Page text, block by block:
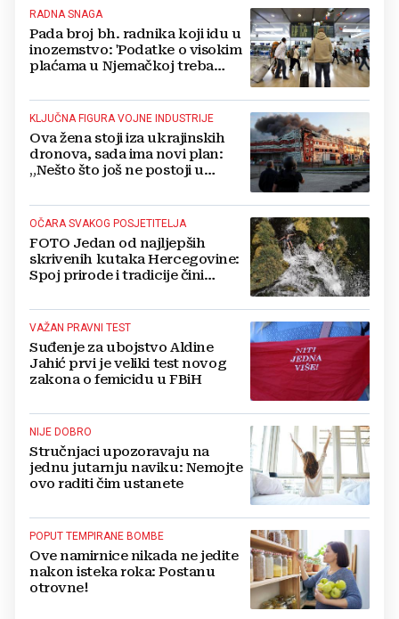
RADNA SNAGA
Pada broj bh. radnika koji idu u
inozemstvo: 'Podatke o visokim
plaćama u Njemačkoj treba
KLJUČNA FIGURA VOJNE INDUSTRIJE
Ova žena stoji iza ukrajinskih
dronova, sada ima novi plan:
„Nešto što još ne postoji u
OČARA SVAKOG POSJETITELJA
FOTO Jedan od najljepših
skrivenih kutaka Hercegovine:
Spoj prirode i tradicije čini
destinacijom
VAŽAN PRAVNI TEST
Suđenje za ubojstvo Aldine
Jahić prvi je veliki test novog
zakona o femicidu u FBiH
NIJE DOBRO
Stručnjaci upozoravaju na
jednu jutarnju naviku: Nemojte
ovo raditi čim ustanete
POPUT TEMPIRANE BOMBE
Ove namirnice nikada ne jedite
nakon isteka roka: Postanu
otrovne!